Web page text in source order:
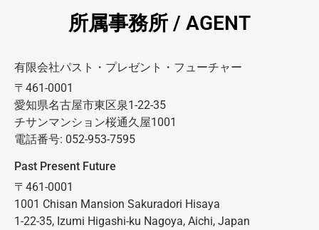
所属事務所 / AGENT
有限会社パスト・プレゼント・フューチャー
〒461-0001
愛知県名古屋市東区泉1-22-35
チサンマンション桜通久屋1001
電話番号: 052-953-7595
Past Present Future
〒461-0001
1001 Chisan Mansion Sakuradori Hisaya
1-22-35, Izumi Higashi-ku Nagoya, Aichi, Japan